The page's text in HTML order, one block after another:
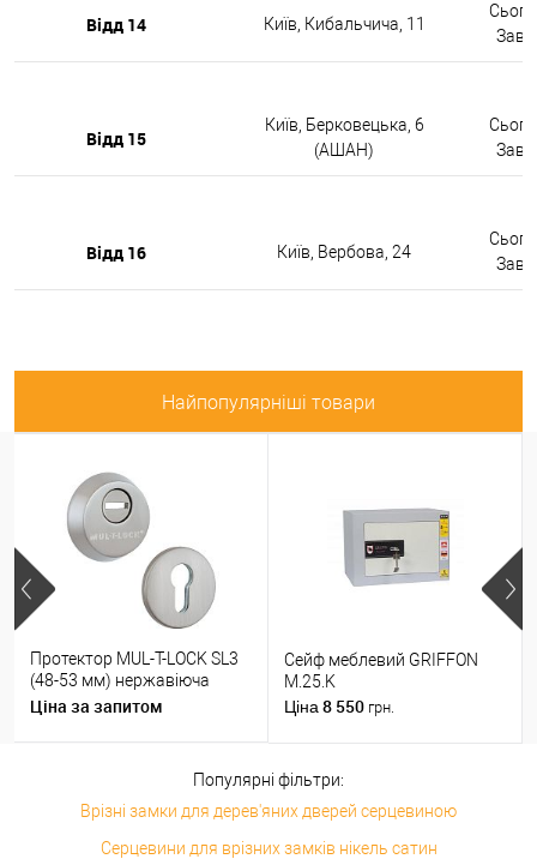
Відд 14 Київ, Кибальчича, 11
Відд 15
Київ, Берковецька, 6
(АШАН)
Відд 16 Київ, Вербова, 24
Найпопулярніші товари
Протектор MUL-T-LOCK SL3
(48-53 мм) нержавіюча
сталь
Ціна за запитом
Сейф меблевий GRIFFON
M.25.K
Ціна 8 550 грн.
Популярні фільтри:
Врізні замки для дерев'яних дверей серцевиною
Серцевини для врізних замків нікель сатин